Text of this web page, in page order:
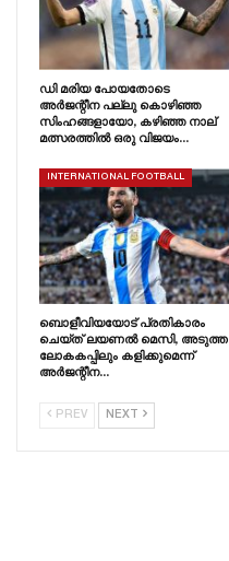
ഡി മരിയ പോയതോടെ
അർജന്റീന പല്ലു കൊഴിഞ്ഞ
സിംഹങ്ങളായോ, കഴിഞ്ഞ നാല്
മത്സരത്തിൽ ഒരു വിജയം…
INTERNATIONAL FOOTBALL
ബൊളീവിയയോട് പ്രതികാരം
ചെയ്‌ത്‌ ലയണൽ മെസി, അടുത്ത
ലോകകപ്പിലും കളിക്കുമെന്ന്
അർജന്റീന…
PREV NEXT